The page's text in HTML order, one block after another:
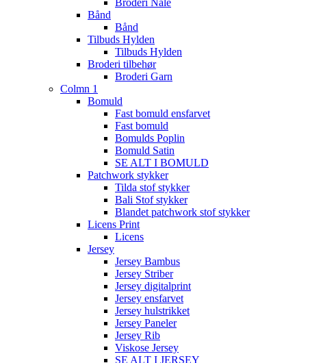
Broderi Nåle
Bånd
Bånd
Tilbuds Hylden
Tilbuds Hylden
Broderi tilbehør
Broderi Garn
Colmn 1
Bomuld
Fast bomuld ensfarvet
Fast bomuld
Bomulds Poplin
Bomuld Satin
SE ALT I BOMULD
Patchwork stykker
Tilda stof stykker
Bali Stof stykker
Blandet patchwork stof stykker
Licens Print
Licens
Jersey
Jersey Bambus
Jersey Striber
Jersey digitalprint
Jersey ensfarvet
Jersey hulstrikket
Jersey Paneler
Jersey Rib
Viskose Jersey
SE ALT I JERSEY